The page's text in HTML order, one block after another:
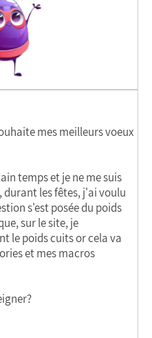
mes meilleurs voeux
temps et je ne me suis
les fêtes, j'ai voulu
s'est posée du poids
sur le site, je
le poids cuits or cela va
et mes macros